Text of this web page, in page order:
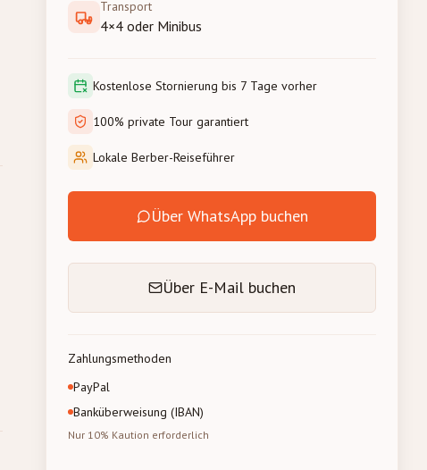
Transport
4×4 oder Minibus
Kostenlose Stornierung bis 7 Tage vorher
100% private Tour garantiert
Lokale Berber-Reiseführer
Über WhatsApp buchen
Über E-Mail buchen
Zahlungsmethoden
PayPal
Banküberweisung (IBAN)
Nur 10% Kaution erforderlich